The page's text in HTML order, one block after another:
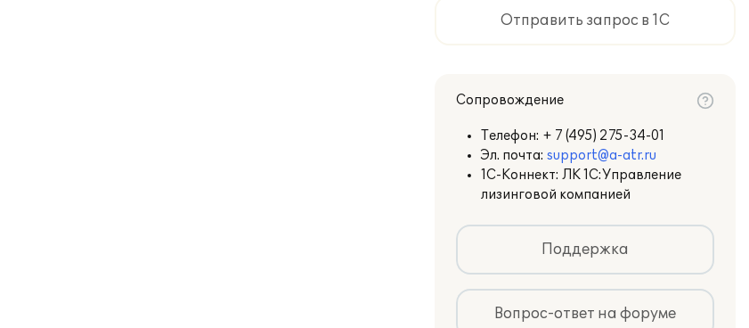
Отправить запрос в 1С
Сопровождение
Телефон: + 7 (495) 275-34-01
Эл. почта: support@a-atr.ru
1С-Коннект: ЛК 1С:Управление
лизинговой компанией
Поддержка
Вопрос-ответ на форуме